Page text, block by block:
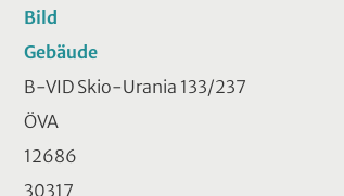
Bild
Gebäude
B-VID Skio-Urania 133/237
ÖVA
12686
30317